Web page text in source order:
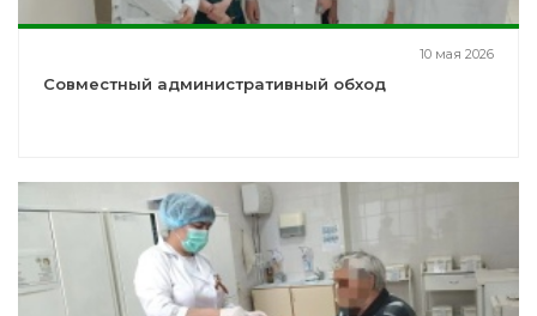
10 мая 2026
Совместный административный обход